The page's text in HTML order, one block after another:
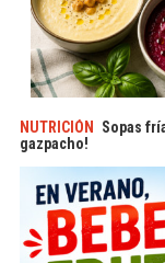
NUTRICIÓN
Sopas
gazpacho!